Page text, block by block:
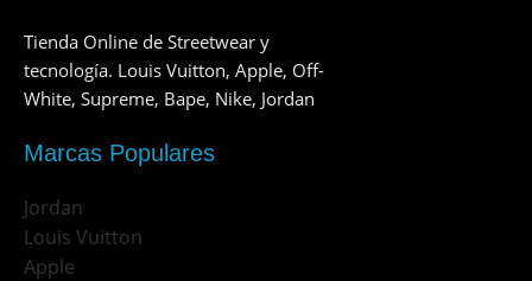
Tienda Online de Streetwear y
tecnología. Louis Vuitton, Apple, Off-
White, Supreme, Bape, Nike, Jordan
Marcas Populares
Jordan
Louis Vuitton
Apple